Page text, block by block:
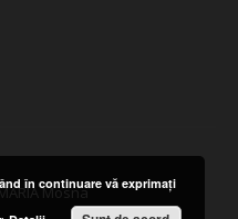
Mosna
în continuare vă exprimaţi